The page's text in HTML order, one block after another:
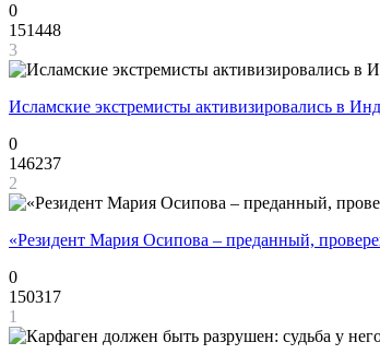
0
151448
3
Исламские экстремисты активизировались в
0
146237
2
«Резидент Мария Осипова – преданный,
0
150317
1